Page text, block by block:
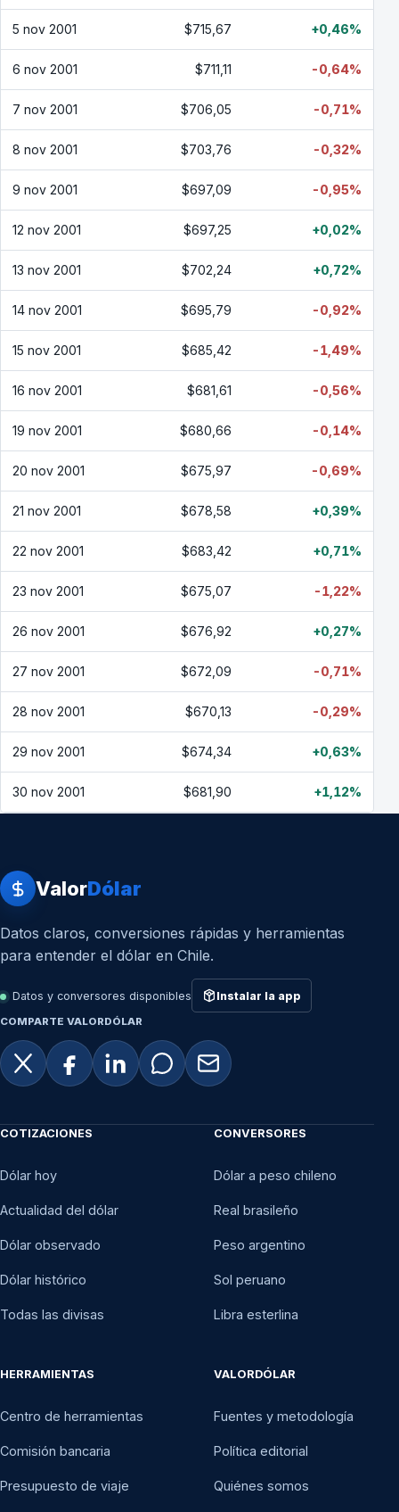
5 nov 2001 $715,67 +0,46%
6 nov 2001 $711,11 -0,64%
7 nov 2001 $706,05 -0,71%
8 nov 2001 $703,76 -0,32%
9 nov 2001 $697,09 -0,95%
12 nov 2001 $697,25 +0,02%
13 nov 2001 $702,24 +0,72%
14 nov 2001 $695,79 -0,92%
15 nov 2001 $685,42 -1,49%
16 nov 2001 $681,61 -0,56%
19 nov 2001 $680,66 -0,14%
20 nov 2001 $675,97 -0,69%
21 nov 2001 $678,58 +0,39%
22 nov 2001 $683,42 +0,71%
23 nov 2001 $675,07 -1,22%
26 nov 2001 $676,92 +0,27%
27 nov 2001 $672,09 -0,71%
28 nov 2001 $670,13 -0,29%
29 nov 2001 $674,34 +0,63%
30 nov 2001 $681,90 +1,12%
ValorDólar
Datos claros, conversiones rápidas y herramientas
para entender el dólar en Chile.
Datos y conversores disponibles Instalar la app
COMPARTE VALORDÓLAR
COTIZACIONES
Dólar hoy
Actualidad del dólar
Dólar observado
Dólar histórico
Todas las divisas
CONVERSORES
Dólar a peso chileno
Real brasileño
Peso argentino
Sol peruano
Libra esterlina
HERRAMIENTAS
Centro de herramientas
Comisión bancaria
Presupuesto de viaje
VALORDÓLAR
Fuentes y metodología
Política editorial
Quiénes somos